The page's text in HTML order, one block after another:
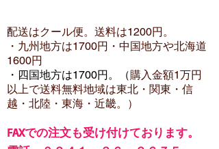
配送はクール便。送料は1200円。
・​九州地方は1700円 ・中国地方や北海道
1600円
・四国地方は1700円。（購入金額1万円
以上で送料無料地域は東北・関東・信
越・北陸・東海・近畿。）
FAXでの注文も受け付けております。